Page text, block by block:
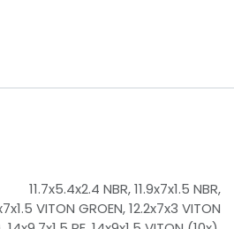
11.7x5.4x2.4 NBR,11.9x7x1.5 NBR,
VITON GROEN,12.2x7x3 VITON